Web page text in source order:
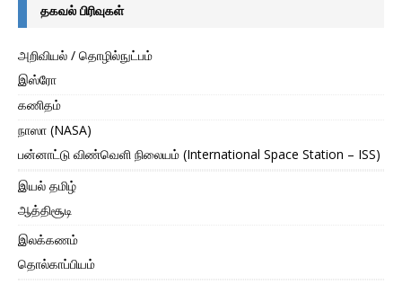
தகவல் பிரிவுகள்
அறிவியல் / தொழில்நுட்பம்
இஸ்ரோ
கணிதம்
நாஸா (NASA)
பன்னாட்டு விண்வெளி நிலையம் (International Space Station – ISS)
இயல் தமிழ்
ஆத்திசூடி
இலக்கணம்
தொல்காப்பியம்